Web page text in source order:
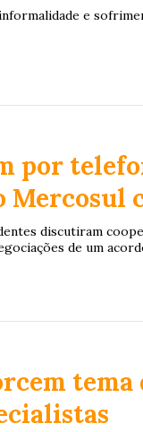
e
por
Mercosul
discutiram
de um
tema